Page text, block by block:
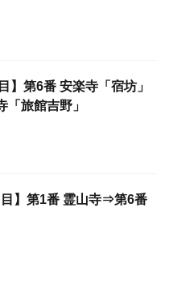
】第6番 安楽寺「宿坊」
旅館吉野」
目】第1番 霊山寺⇒第6番